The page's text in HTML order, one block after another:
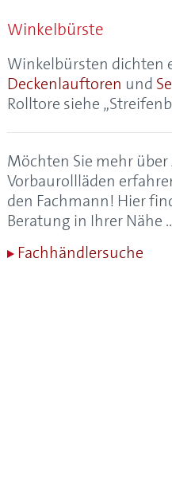
Alulux-Cleaner
Aluminium
Aluminium-
Aluminium-
Aluminium-Profil,
Aluminium-Rollladen
Aluminium-
Aluminiumgaragen
Aluminiumrollladen
Anfangsstab
Anrollsystem
Anschlagstopfen
Anschlussblech
Winkelbürste
Winkelbürsten dichten
Deckenlauftoren und
Rolltore siehe
Möchten Sie mehr
Vorbaurollläden
den Fachmann! Hier
Beratung in Ihrer Nähe
Fachhändlersuche